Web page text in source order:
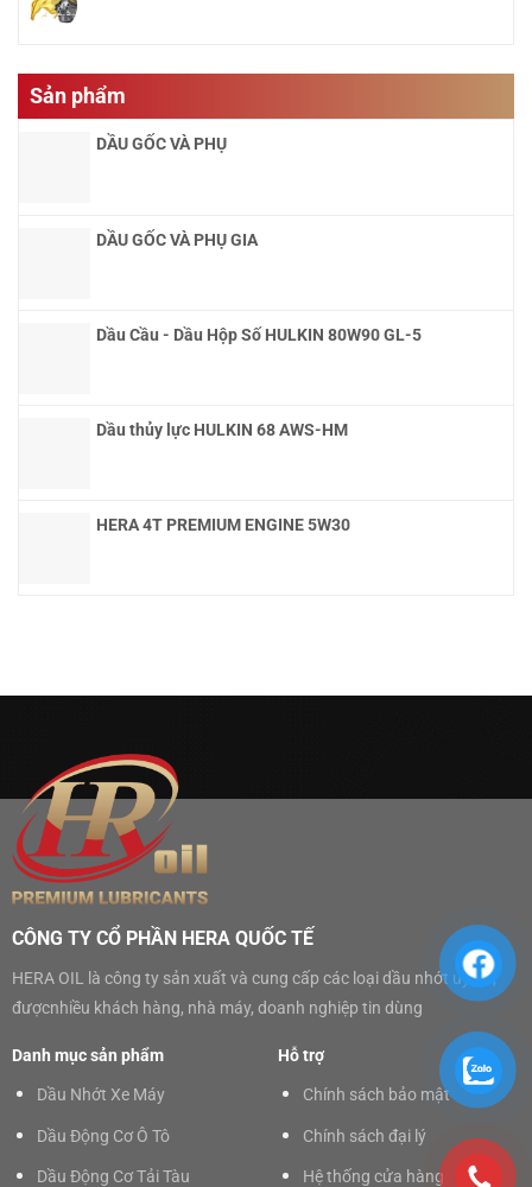
Sản phẩm
DẦU GỐC VÀ PHỤ
DẦU GỐC VÀ PHỤ GIA
Dầu Cầu - Dầu Hộp Số HULKIN 80W90 GL-5
Dầu thủy lực HULKIN 68 AWS-HM
HERA 4T PREMIUM ENGINE 5W30
CÔNG TY CỔ PHẦN HERA QUỐC TẾ
HERA OIL là công ty sản xuất và cung cấp các loại dầu nhớt uy tín,
đượcnhiều khách hàng, nhà máy, doanh nghiệp tin dùng
Danh mục sản phẩm
Dầu Nhớt Xe Máy
Dầu Động Cơ Ô Tô
Dầu Động Cơ Tải Tàu
Hỗ trợ
Chính sách bảo mật
Chính sách đại lý
Hệ thống cửa hàng